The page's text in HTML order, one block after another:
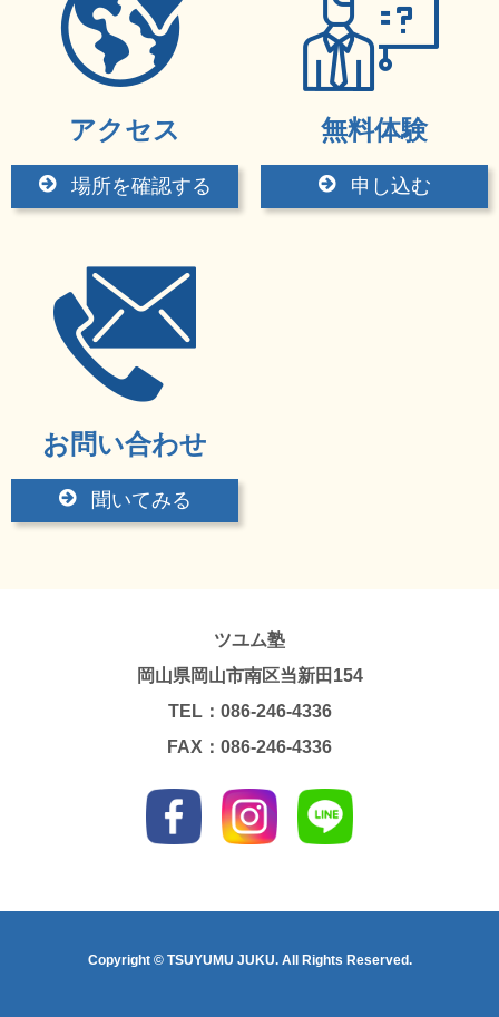
アクセス
場所を確認する
無料体験
申し込む
お問い合わせ
聞いてみる
ツユム塾
岡山県岡山市南区当新田154
TEL：086-246-4336
FAX：086-246-4336
Copyright © TSUYUMU JUKU. All Rights Reserved.